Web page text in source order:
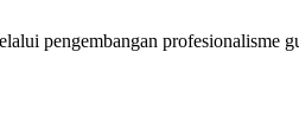
pengembangan